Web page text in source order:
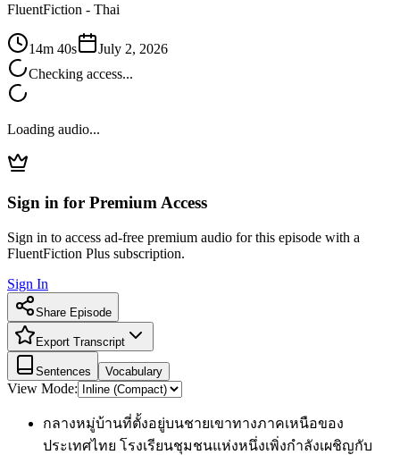
FluentFiction - Thai
14m 40s
July 2, 2026
Checking access...
Loading audio...
Sign in for Premium Access
Sign in to access ad-free premium audio for this episode with a
FluentFiction Plus subscription.
Sign In
Share Episode
Export Transcript
Sentences Vocabulary
View Mode:
กลางหมู่บ้านที่ตั้งอยู่บนชายเขาทางภาคเหนือของ
ประเทศไทย โรงเรียนชุมชนแห่งหนึ่งเพิ่งกำลังเผชิญกับ